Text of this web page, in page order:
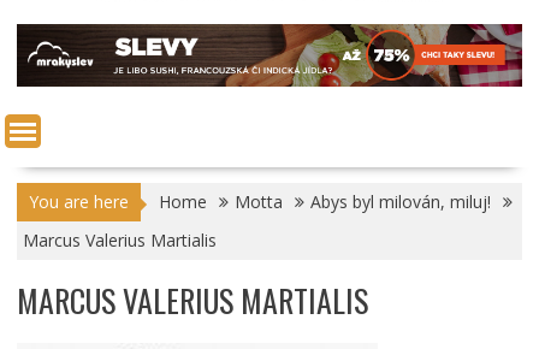
You are here Home Motta
Abys byl milován, miluj!
Marcus Valerius Martialis
MARCUS VALERIUS MARTIALIS